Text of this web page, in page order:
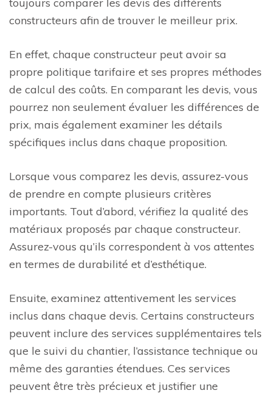
constructeurs afin de trouver le meilleur prix.
En effet, chaque constructeur peut avoir sa
propre politique tarifaire et ses propres méthodes
de calcul des coûts. En comparant les devis, vous
pourrez non seulement évaluer les différences de
prix, mais également examiner les détails
spécifiques inclus dans chaque proposition.
Lorsque vous comparez les devis, assurez-vous
de prendre en compte plusieurs critères
importants. Tout d’abord, vérifiez la qualité des
matériaux proposés par chaque constructeur.
Assurez-vous qu’ils correspondent à vos attentes
en termes de durabilité et d’esthétique.
Ensuite, examinez attentivement les services
inclus dans chaque devis. Certains constructeurs
peuvent inclure des services supplémentaires tels
que le suivi du chantier, l’assistance technique ou
même des garanties étendues. Ces services
peuvent être très précieux et justifier une